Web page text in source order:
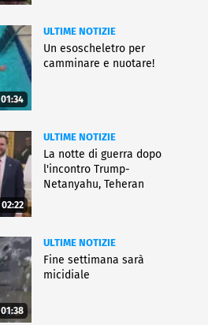
01:34
ULTIME NOTIZIE
Un esoscheletro per
camminare e nuotare!
02:22
ULTIME NOTIZIE
La notte di guerra dopo
l'incontro Trump-
Netanyahu, Teheran
01:38
ULTIME NOTIZIE
Fine settimana sarà
micidiale